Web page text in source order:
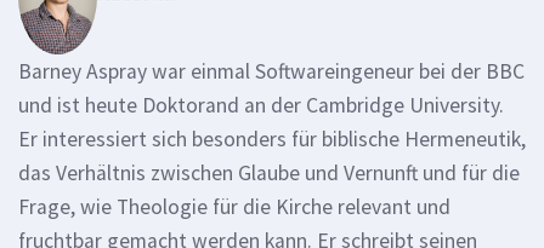
Barney Aspray war einmal Softwareingeneur bei der BBC
und ist heute Doktorand an der Cambridge University.
Er interessiert sich besonders für biblische Hermeneutik,
das Verhältnis zwischen Glaube und Vernunft und für die
Frage, wie Theologie für die Kirche relevant und
fruchtbar gemacht werden kann. Er schreibt seinen